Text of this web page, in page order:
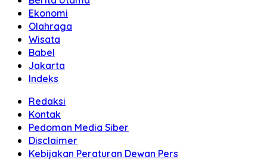
Ekonomi
Olahraga
Wisata
Babel
Jakarta
Indeks
Redaksi
Kontak
Pedoman Media Siber
Disclaimer
Kebijakan Peraturan Dewan Pers